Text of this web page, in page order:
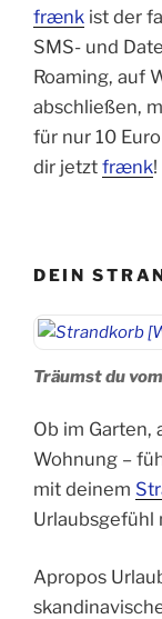
frænk ist der
SMS- und
Roaming, auf
abschließen,
für nur 10
dir jetzt frænk!
DEIN
Träumst du
Ob im Garten,
Wohnung –
mit deinem
Urlaubsgefühl
Apropos